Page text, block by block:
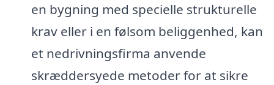
en bygning med specielle strukturelle
krav eller i en følsom beliggenhed, kan
et nedrivningsfirma anvende
skræddersyede metoder for at sikre